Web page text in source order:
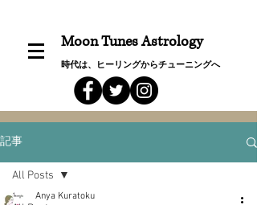
Moon Tunes Astrology
時代は、ヒーリングからチューニングへ
記事
All Posts
Anya Kuratoku